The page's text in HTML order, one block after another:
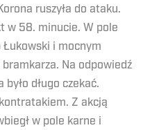
ruszyła do ataku.
w 58. minucie. W pole
Łukowski i mocnym
bramkarza. Na odpowiedź
długo czekać.
Z akcją
w pole karne i